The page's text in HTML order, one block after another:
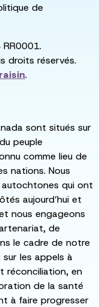
de
droits réservés.
raisin.
sont situés sur
peuple
comme lieu de
nations. Nous
qui ont
aujourd’hui et
nous engageons
de
le cadre de notre
les appels à
réconciliation, en
de la santé
à faire progresser